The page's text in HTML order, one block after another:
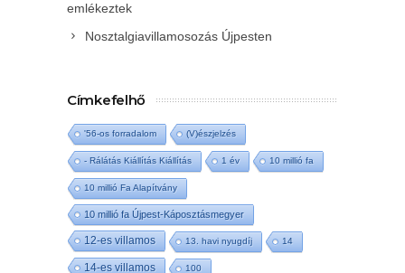
emlékeztek
Nosztalgiavillamosozás Újpesten
Címkefelhő
'56-os forradalom (V)észjelzés
- Rálátás Kiállítás Kiállítás 1 év 10 millió fa
10 millió Fa Alapítvány
10 millió fa Újpest-Káposztásmegyer
12-es villamos 13. havi nyugdíj 14
14-es villamos 100